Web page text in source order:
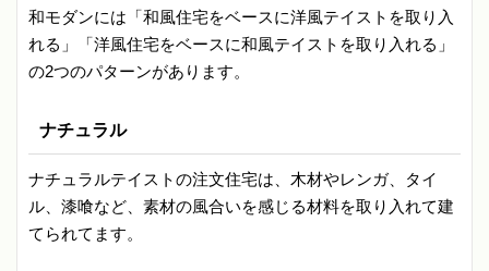
和モダンには「和風住宅をベースに洋風テイストを取り入
れる」「洋風住宅をベースに和風テイストを取り入れる」
の2つのパターンがあります。
ナチュラル
ナチュラルテイストの注文住宅は、木材やレンガ、タイ
ル、漆喰など、素材の風合いを感じる材料を取り入れて建
てられてます。